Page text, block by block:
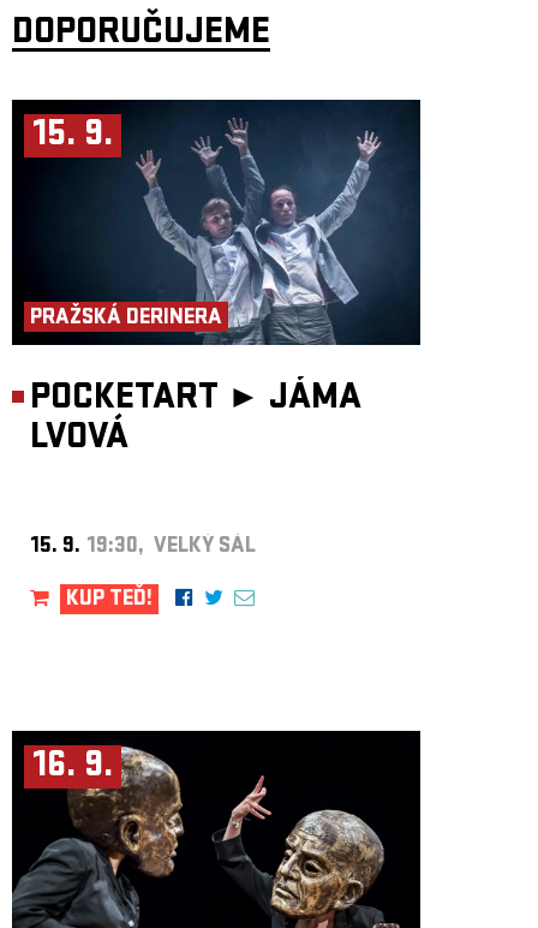
DOPORUČUJEME
15. 9.
PRAŽSKÁ DERINERA
POCKETART ► JÁMA
LVOVÁ
15. 9. 19:30, VELKÝ SÁL
KUP TEĎ!
16. 9.